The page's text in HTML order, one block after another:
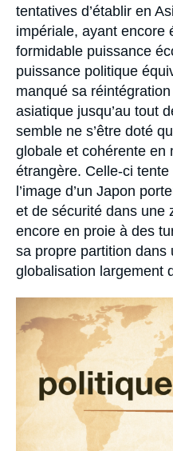
tentatives d’établir en
impériale, ayant encore
formidable puissance
puissance politique
manqué sa
asiatique jusqu’au tout
semble ne s’être doté
globale et cohérente en
étrangère. Celle-ci tente
l’image d’un Japon
et de sécurité dans une
encore en proie à des
sa propre partition dans
globalisation largement
principale